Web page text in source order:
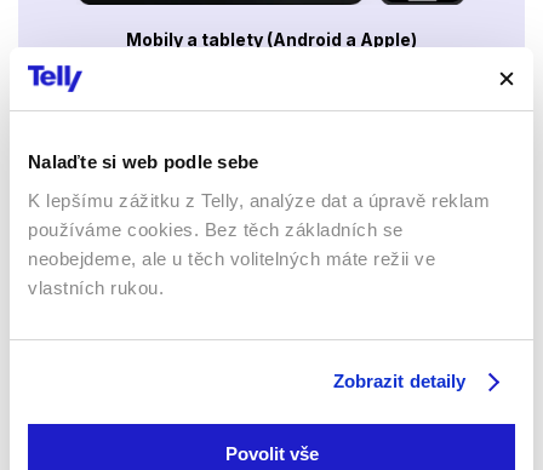
Nalaďte si web podle sebe
K lepšímu zážitku z Telly, analýze dat a úpravě reklam
používáme cookies. Bez těch základních se
neobejdeme, ale u těch volitelných máte režii ve
vlastních rukou.
Zobrazit detaily
Povolit vše
Mobily a tablety (Android a Apple)
Webový prohlížeč